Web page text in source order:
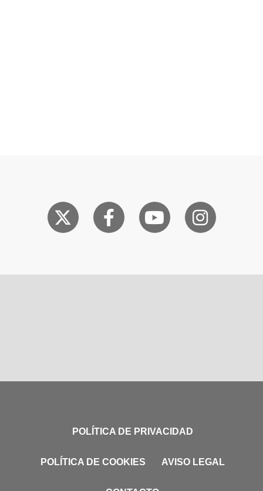
POLÍTICA DE PRIVACIDAD
POLÍTICA DE COOKIES AVISO LEGAL